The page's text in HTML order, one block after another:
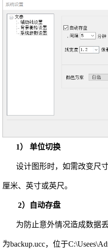
1） 单位切换
设计图形时，如需改变尺
厘米、英寸或英尺。
2）自动存盘
为防止意外情况造成数据
为backup.ucc， 位于